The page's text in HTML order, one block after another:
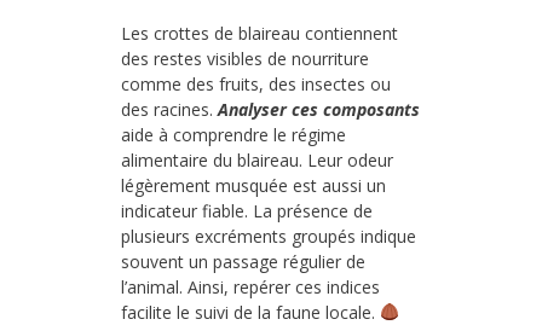
Les crottes de blaireau contiennent
des restes visibles de nourriture
comme des fruits, des insectes ou
des racines. Analyser ces composants
aide à comprendre le régime
alimentaire du blaireau. Leur odeur
légèrement musquée est aussi un
indicateur fiable. La présence de
plusieurs excréments groupés indique
souvent un passage régulier de
l’animal. Ainsi, repérer ces indices
facilite le suivi de la faune locale.